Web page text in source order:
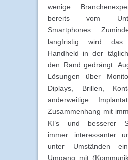
wenige
bereits vom
Smartphones.
langfristig wird das
Handheld in der
den Rand gedrängt.
Lösungen über
Diplays, Brillen,
anderweitige
Zusammenhang mit
KI’s und besserer
immer interessanter
unter Umständen
Umgang mit